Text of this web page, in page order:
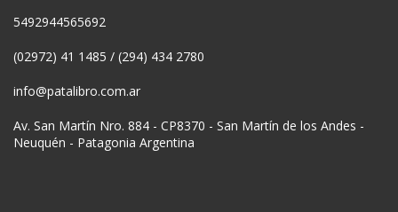
5492944565692
(02972) 41 1485 / (294) 434 2780
info@patalibro.com.ar
Av. San Martín Nro. 884 - CP8370 - San Martín de los Andes -
Neuquén - Patagonia Argentina